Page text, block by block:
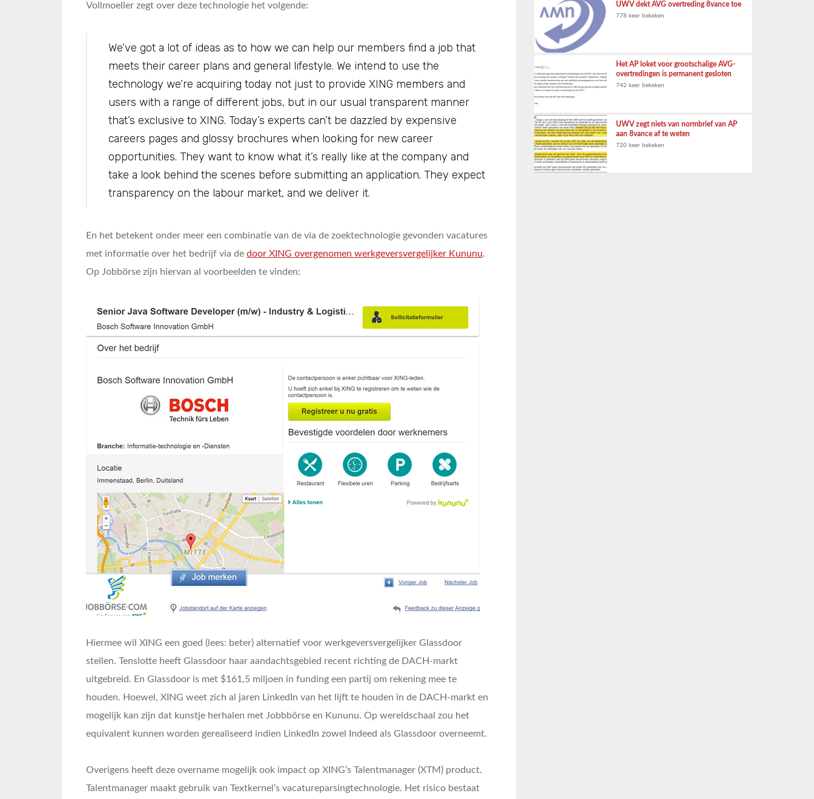
Vollmoeller zegt over deze technologie het volgende:
We’ve got a lot of ideas as to how we can help our members find a job that
meets their career plans and general lifestyle. We intend to use the
technology we’re acquiring today not just to provide XING members and
users with a range of different jobs, but in our usual transparent manner
that’s exclusive to XING. Today’s experts can’t be dazzled by expensive
careers pages and glossy brochures when looking for new career
opportunities. They want to know what it’s really like at the company and
take a look behind the scenes before submitting an application. They expect
transparency on the labour market, and we deliver it.
En het betekent onder meer een combinatie van de via de zoektechnologie gevonden vacatures
met informatie over het bedrijf via de door XING overgenomen werkgeversvergelijker Kununu.
Op Jobbörse zijn hiervan al voorbeelden te vinden:
Hiermee wil XING een goed (lees: beter) alternatief voor werkgeversvergelijker Glassdoor
stellen. Tenslotte heeft Glassdoor haar aandachtsgebied recent richting de DACH-markt
uitgebreid. En Glassdoor is met $161,5 miljoen in funding een partij om rekening mee te
houden. Hoewel, XING weet zich al jaren LinkedIn van het lijft te houden in de DACH-markt en
mogelijk kan zijn dat kunstje herhalen met Jobbbörse en Kununu. Op wereldschaal zou het
equivalent kunnen worden gerealiseerd indien LinkedIn zowel Indeed als Glassdoor overneemt.
Overigens heeft deze overname mogelijk ook impact op XING’s Talentmanager (XTM) product.
Talentmanager maakt gebruik van Textkernel’s vacatureparsingtechnologie. Het risico bestaat
UWV dekt AVG overtreding 8vance toe
778 keer bekeken
Het AP loket voor grootschalige AVG-
overtredingen is permanent gesloten
742 keer bekeken
UWV zegt niets van normbrief van AP
aan 8vance af te weten
720 keer bekeken